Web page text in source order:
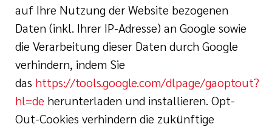
auf Ihre Nutzung der Website bezogenen
Daten (inkl. Ihrer IP-Adresse) an Google sowie
die Verarbeitung dieser Daten durch Google
verhindern, indem Sie
das https://tools.google.com/dlpage/gaoptout?
hl=de herunterladen und installieren. Opt-
Out-Cookies verhindern die zukünftige